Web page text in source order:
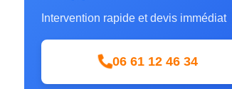
Intervention rapide et devis immédiat
06 61 12 46 34